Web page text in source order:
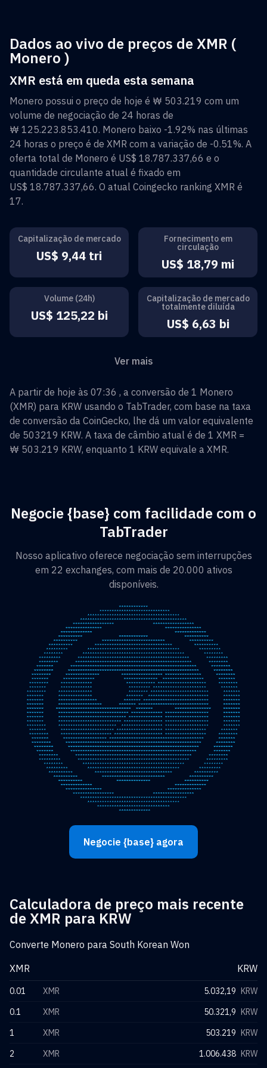
Dados ao vivo de preços de XMR (
Monero )
XMR está em queda esta semana
Monero possui o preço de hoje é ₩ 503.219 com um
volume de negociação de 24 horas de
₩ 125.223.853.410. Monero baixo -1.92% nas últimas
24 horas o preço é de XMR com a variação de -0.51%. A
oferta total de Monero é US$ 18.787.337,66 e o
quantidade circulante atual é fixado em
US$ 18.787.337,66. O atual Coingecko ranking XMR é
17.
Capitalização de mercado
US$ 9,44 tri
Fornecimento em
circulação
US$ 18,79 mi
Volume (24h)
US$ 125,22 bi
Capitalização de mercado
totalmente diluída
US$ 6,63 bi
Ver mais
A partir de hoje às 07:36 , a conversão de 1 Monero
(XMR) para KRW usando o TabTrader, com base na taxa
de conversão da CoinGecko, lhe dá um valor equivalente
de 503219 KRW. A taxa de câmbio atual é de 1 XMR =
₩ 503.219 KRW, enquanto 1 KRW equivale a XMR.
Negocie {base} com facilidade com o
TabTrader
Nosso aplicativo oferece negociação sem interrupções
em 22 exchanges, com mais de 20.000 ativos
disponíveis.
Negocie {base} agora
Calculadora de preço mais recente
de XMR para KRW
Converte Monero para South Korean Won
XMR
KRW
0.01 XMR 5.032,19 KRW
0.1
XMR 50.321,9 KRW
1
XMR 503.219 KRW
2
XMR 1.006.438 KRW